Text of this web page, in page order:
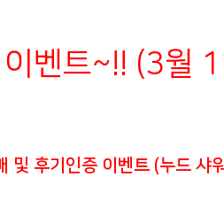
벤트~!! (3월
및 후기인증 이벤트 (누드 샤